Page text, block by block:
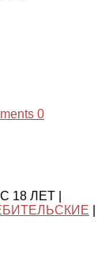
0
18 ЛЕТ |